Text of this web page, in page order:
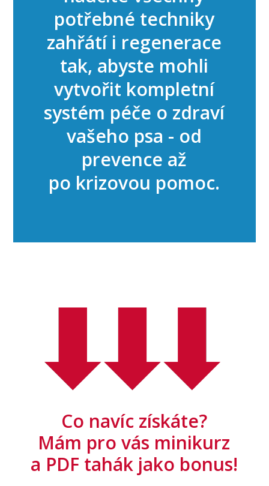
potřebné techniky
zahřátí i regenerace
tak, abyste mohli
vytvořit kompletní
systém péče o zdraví
vašeho psa - od
prevence až
po krizovou pomoc.
Co navíc získáte?
Mám pro vás minikurz
a PDF tahák jako bonus!